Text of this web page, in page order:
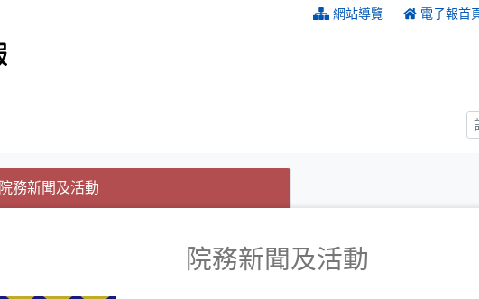
網站導覽 電子報首
院務新聞及活動(目前選取的頁籤)
(目前選取的頁籤)
院務新聞及活動